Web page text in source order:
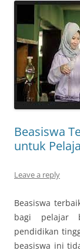
Beasiswa
untuk
Leave a reply
Beasiswa
bagi pelajar
pendidikan
beasiswa ini